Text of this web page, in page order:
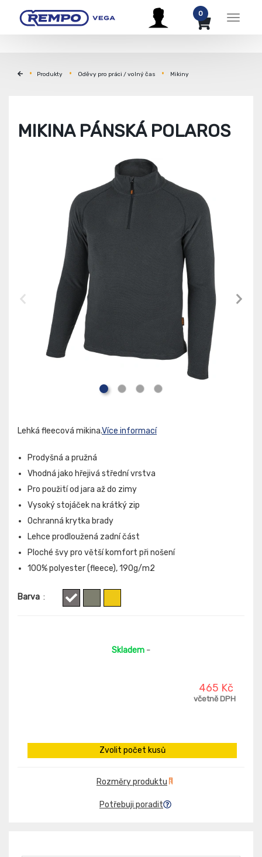
Menu
0
Produkty Oděvy pro práci / volný čas Mikiny
MIKINA PÁNSKÁ POLAROS
Lehká fleecová mikina.Více informací
Prodyšná a pružná
Vhodná jako hřejivá střední vrstva
Pro použití od jara až do zimy
Vysoký stojáček na krátký zip
Ochranná krytka brady
Lehce prodloužená zadní část
Ploché švy pro větší komfort při nošení
100% polyester (fleece), 190g/m2
Barva :
Skladem -
465 Kč
včetně DPH
Zvolit počet kusů
Rozměry produktu
Potřebuji poradit